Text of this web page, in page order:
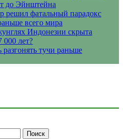
до Эйнштейна
решил фатальный парадокс
всего мира
Индонезии скрыта
000 лет?
тучи раньше